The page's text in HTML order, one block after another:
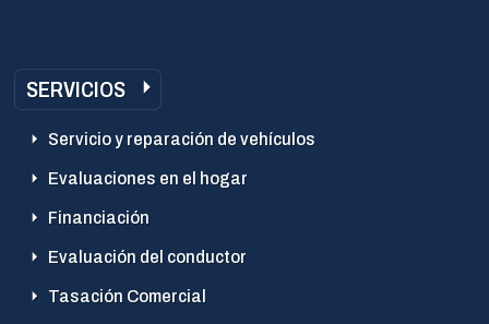
SERVICIOS
Servicio y reparación de vehículos
Evaluaciones en el hogar
Financiación
Evaluación del conductor
Tasación Comercial